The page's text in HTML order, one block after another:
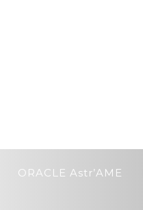
ORACLE Astr’AME